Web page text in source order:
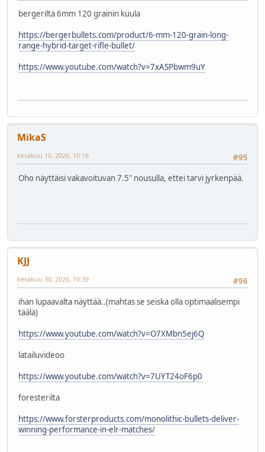
bergeriltä 6mm 120 grainin kuula
https://bergerbullets.com/product/6-mm-120-grain-long-
range-hybrid-target-rifle-bullet/
https://www.youtube.com/watch?v=7xASPbwm9uY
MikaS
#95
kesäkuu 10, 2026, 10:16
Oho näyttäisi vakavoituvan 7.5" nousulla, ettei tarvi jyrkenpää.
KJJ
#96
kesäkuu 30, 2026, 10:39
ihan lupaavalta näyttää..(mahtas se seiska olla optimaalisempi
täälä)
https://www.youtube.com/watch?v=O7XMbn5ej6Q
latailuvideoo
https://www.youtube.com/watch?v=7UYT24oF6p0
foresterilta
https://www.forsterproducts.com/monolithic-bullets-deliver-
winning-performance-in-elr-matches/